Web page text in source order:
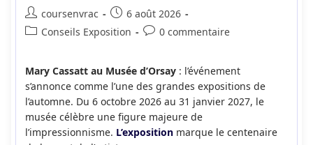
Auteur/autrice
de
coursenvrac
Publication
publiée :
6 août 2026
PostConseils Exposition
Commentaires
publication :
0 commentaire
Mary Cassatt au Musée d’Orsay: l’événement
s’annonce comme l’une des grandes expositions de
l’automne. Du 6 octobre 2026 au 31 janvier 2027, le
musée célèbre une figure majeure de
l’impressionnisme. L’expositionmarque le centenaire